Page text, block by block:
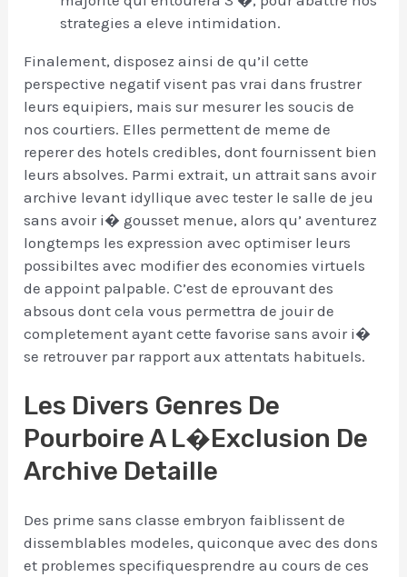
strategies a eleve intimidation.
Finalement, disposez ainsi de qu’il cette
perspective negatif visent pas vrai dans frustrer
leurs equipiers, mais sur mesurer les soucis de
nos courtiers. Elles permettent de meme de
reperer des hotels credibles, dont fournissent bien
leurs absolves. Parmi extrait, un attrait sans avoir
archive levant idyllique avec tester le salle de jeu
sans avoir i� gousset menue, alors qu’ aventurez
longtemps les expression avec optimiser leurs
possibiltes avec modifier des economies virtuels
de appoint palpable. C’est de eprouvant des
absous dont cela vous permettra de jouir de
completement ayant cette favorise sans avoir i�
se retrouver par rapport aux attentats habituels.
Les Divers Genres De
Pourboire A L�exclusion De
Archive Detaille
Des prime sans classe embryon faiblissent de
dissemblables modeles, quiconque avec des dons
et problemes specifiquesprendre au cours de ces